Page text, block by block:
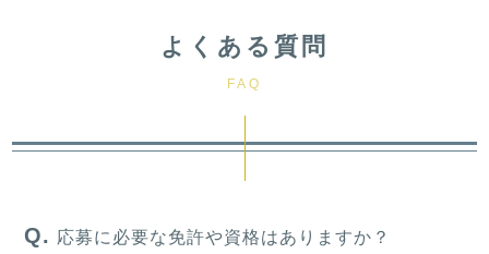
よくある質問
FAQ
応募に必要な免許や資格はありますか？